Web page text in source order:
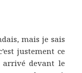
mais je sais
justement ce
arrivé devant le